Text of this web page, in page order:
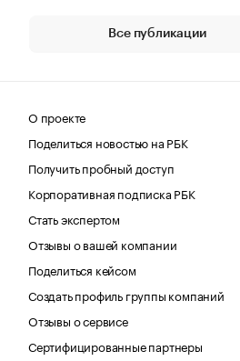
Все публикации
О проекте
Поделиться новостью на РБК
Получить пробный доступ
Корпоративная подписка РБК
Стать экспертом
Отзывы о вашей компании
Поделиться кейсом
Создать профиль группы компаний
Отзывы о сервисе
Сертифицированные партнеры